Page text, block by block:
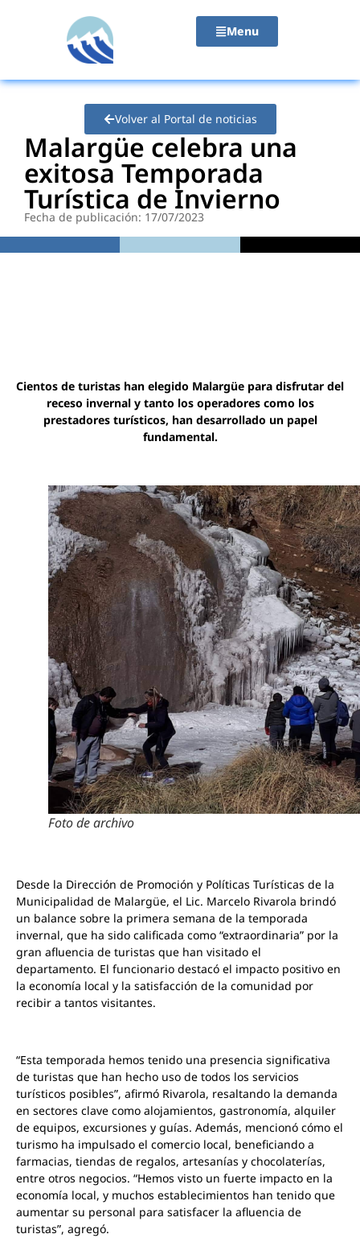
Menu
Volver al Portal de noticias
Malargüe celebra una
exitosa Temporada
Turística de Invierno
Fecha de publicación: 17/07/2023
Cientos de turistas han elegido Malargüe para disfrutar del
receso invernal y tanto los operadores como los
prestadores turísticos, han desarrollado un papel
fundamental.
Foto de archivo
Desde la Dirección de Promoción y Políticas Turísticas de la
Municipalidad de Malargüe, el Lic. Marcelo Rivarola brindó
un balance sobre la primera semana de la temporada
invernal, que ha sido calificada como “extraordinaria” por la
gran afluencia de turistas que han visitado el
departamento. El funcionario destacó el impacto positivo en
la economía local y la satisfacción de la comunidad por
recibir a tantos visitantes.
“Esta temporada hemos tenido una presencia significativa
de turistas que han hecho uso de todos los servicios
turísticos posibles”, afirmó Rivarola, resaltando la demanda
en sectores clave como alojamientos, gastronomía, alquiler
de equipos, excursiones y guías. Además, mencionó cómo el
turismo ha impulsado el comercio local, beneficiando a
farmacias, tiendas de regalos, artesanías y chocolaterías,
entre otros negocios. “Hemos visto un fuerte impacto en la
economía local, y muchos establecimientos han tenido que
aumentar su personal para satisfacer la afluencia de
turistas”, agregó.